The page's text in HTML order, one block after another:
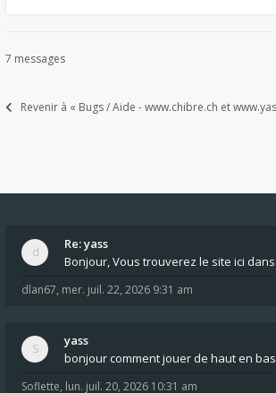
7 messages
Revenir à « Bugs / Aide - www.chibre.ch et
Re: yass
Bonjour, Vous trouverez le site ici
dlan67, mer. juil. 22, 2026 9:31 am
yass
bonjour comment jouer de haut en
Soflette, lun. juil. 20, 2026 10:31 am